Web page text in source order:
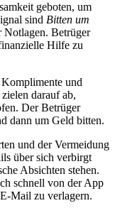
geboten, um
sind Bitten um
Notlagen. Betrüger
Hilfe zu
und
darauf ab,
Der Betrüger
dann um Geld bitten.
und der Vermeidung
über sich verbirgt
Absichten stehen.
schnell von der App
Mail zu verlagern.